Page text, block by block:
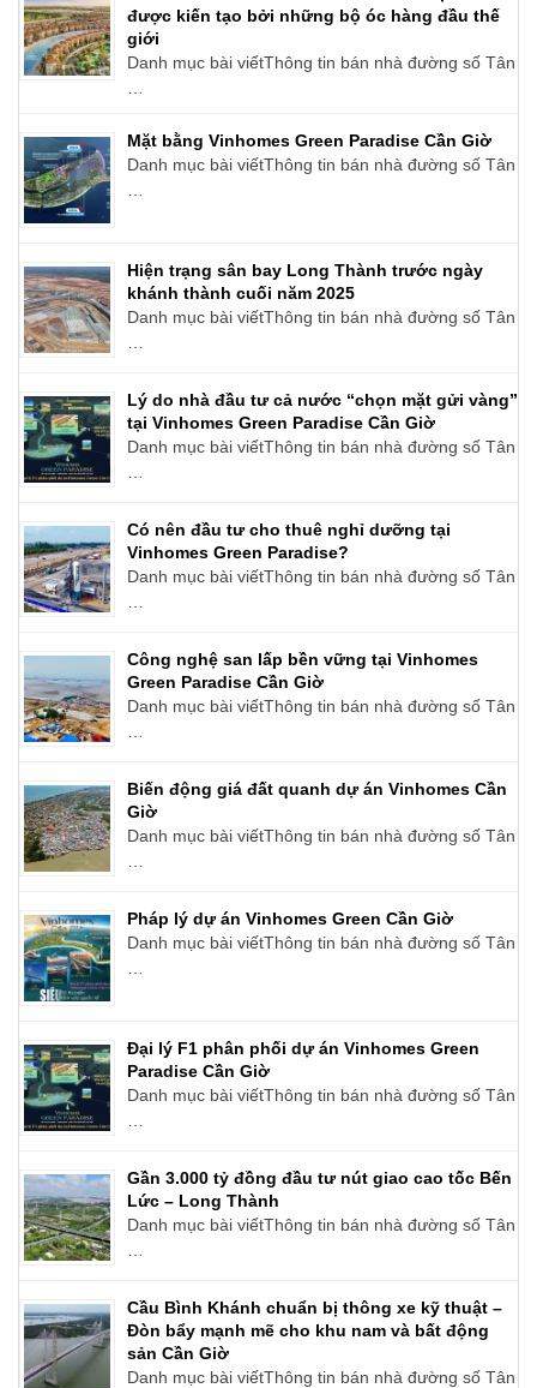
được kiến tạo bởi những bộ óc hàng đầu thế
giới
Danh mục bài viếtThông tin bán nhà đường số Tân
Mặt bằng Vinhomes Green Paradise Cần Giờ
Danh mục bài viếtThông tin bán nhà đường số Tân
Hiện trạng sân bay Long Thành trước ngày
khánh thành cuối năm 2025
Danh mục bài viếtThông tin bán nhà đường số Tân
Lý do nhà đầu tư cả nước “chọn mặt gửi vàng”
tại Vinhomes Green Paradise Cần Giờ
Danh mục bài viếtThông tin bán nhà đường số Tân
Có nên đầu tư cho thuê nghỉ dưỡng tại
Vinhomes Green Paradise?
Danh mục bài viếtThông tin bán nhà đường số Tân
Công nghệ san lấp bền vững tại Vinhomes
Green Paradise Cần Giờ
Danh mục bài viếtThông tin bán nhà đường số Tân
Biến động giá đất quanh dự án Vinhomes Cần
Giờ
Danh mục bài viếtThông tin bán nhà đường số Tân
Pháp lý dự án Vinhomes Green Cần Giờ
Danh mục bài viếtThông tin bán nhà đường số Tân
Đại lý F1 phân phối dự án Vinhomes Green
Paradise Cần Giờ
Danh mục bài viếtThông tin bán nhà đường số Tân
Gần 3.000 tỷ đồng đầu tư nút giao cao tốc Bến
Lức – Long Thành
Danh mục bài viếtThông tin bán nhà đường số Tân
Cầu Bình Khánh chuẩn bị thông xe kỹ thuật –
Đòn bẩy mạnh mẽ cho khu nam và bất động
sản Cần Giờ
Danh mục bài viếtThông tin bán nhà đường số Tân